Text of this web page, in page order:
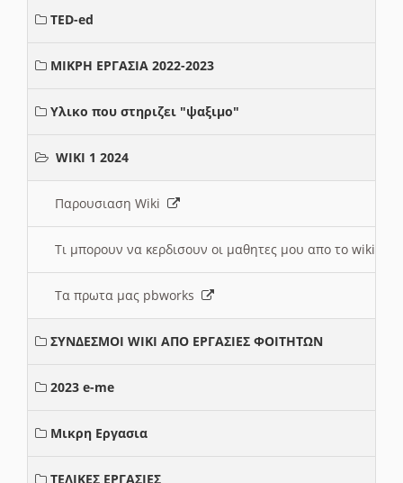
TED-ed
ΜΙΚΡΗ ΕΡΓΑΣΙΑ 2022-2023
Υλικο που στηριζει "ψαξιμο"
WIKI 1 2024
Παρουσιαση Wiki
Τι μπορουν να κερδισουν οι μαθητες μου απο το wiki
Τα πρωτα μας pbworks
ΣΥΝΔΕΣΜΟΙ WIKI ΑΠΟ ΕΡΓΑΣΙΕΣ ΦΟΙΤΗΤΩΝ
2023 e-me
Μικρη Εργασια
ΤΕΛΙΚΕΣ ΕΡΓΑΣΙΕΣ